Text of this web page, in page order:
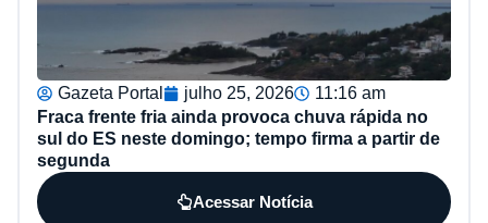
Gazeta Portal julho 25, 2026
11:16 am
Fraca frente fria ainda provoca chuva rápida no
sul do ES neste domingo; tempo firma a partir de
segunda
Acessar Notícia